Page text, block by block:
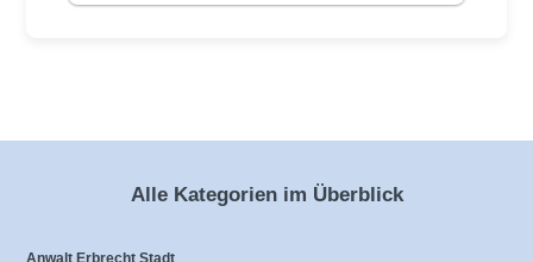
Alle Kategorien im Überblick
Anwalt Erbrecht Stadt